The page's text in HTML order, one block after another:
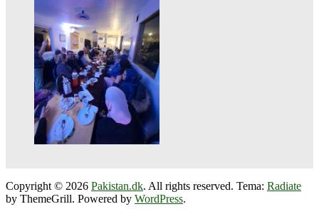
Copyright © 2026 Pakistan.dk. All rights reserved. Tema: Radiate
by ThemeGrill. Powered by WordPress.